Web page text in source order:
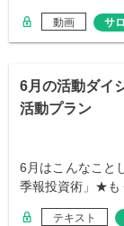
動画 サ
6月の活動ダイ
活動プラン
6月はこんなこと
季報投資術」★も
テキスト